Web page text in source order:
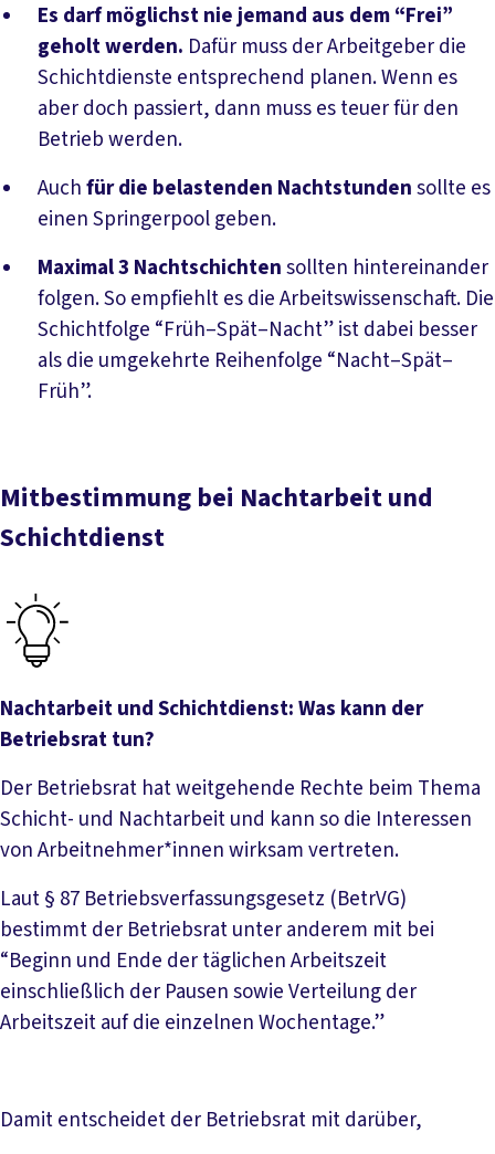
Es darf möglichst nie jemand aus dem “Frei”
geholt werden. Dafür muss der Arbeitgeber die
Schichtdienste entsprechend planen. Wenn es
aber doch passiert, dann muss es teuer für den
Betrieb werden.
Auchfür die belastenden Nachtstundensollte es
einen Springerpool geben.
Maximal 3 Nachtschichtensollten hintereinander
folgen. So empfiehlt es die Arbeitswissenschaft. Die
Schichtfolge “Früh–Spät–Nacht” ist dabei besser
als die umgekehrte Reihenfolge “Nacht–Spät–
Früh”.
Mitbestimmung bei Nachtarbeit und
Schichtdienst
Nachtarbeit und Schichtdienst: Was kann der
Betriebsrat tun?
Der Betriebsrat hat weitgehende Rechte beim Thema
Schicht- und Nachtarbeit und kann so die Interessen
von Arbeitnehmer*innen wirksam vertreten.
Laut § 87 Betriebsverfassungsgesetz (BetrVG)
bestimmt der Betriebsrat unter anderem mit bei
“Beginn und Ende der täglichen Arbeitszeit
einschließlich der Pausen sowie Verteilung der
Arbeitszeit auf die einzelnen Wochentage.”
Damit entscheidet der Betriebsrat mit darüber,